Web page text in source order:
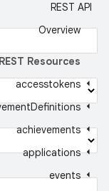
REST API
Overview
REST Resources
accesstokens
Definitions
achievements
applications
events